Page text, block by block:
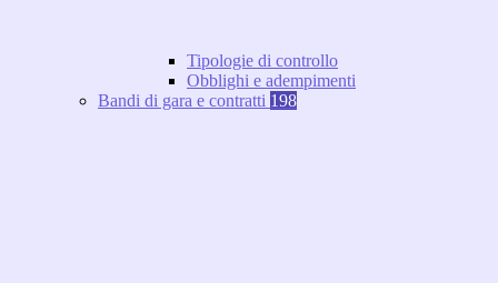
Tipologie di controllo
Obblighi e adempimenti
Bandi di gara e contratti 198